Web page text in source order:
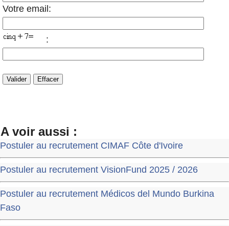
Votre email:
:
A voir aussi :
Postuler au recrutement CIMAF Côte d'Ivoire
Postuler au recrutement VisionFund 2025 / 2026
Postuler au recrutement Médicos del Mundo Burkina
Faso